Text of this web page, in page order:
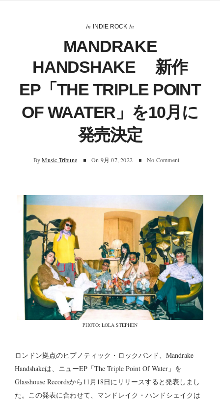
In INDIE ROCK In
MANDRAKE
HANDSHAKE 新作
EP「THE TRIPLE POINT
OF WAATER」を10月に
発売決定
By Music Tribune On 9月 07, 2022 No Comment
PHOTO: LOLA STEPHEN
ロンドン拠点のヒプノティック・ロックバンド、Mandrake
Handshakeは、ニューEP「The Triple Point Of Water」を
Glasshouse Recordsから11月18日にリリースすると発表しまし
た。この発表に合わせて、マンドレイク・ハンドシェイクは